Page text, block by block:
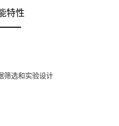
特性
筛选和实验设计